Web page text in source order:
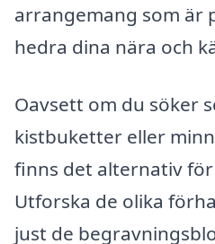
arrangemang som är
hedra dina nära och
Oavsett om du söker
kistbuketter eller
finns det alternativ för
Utforska de olika
just de